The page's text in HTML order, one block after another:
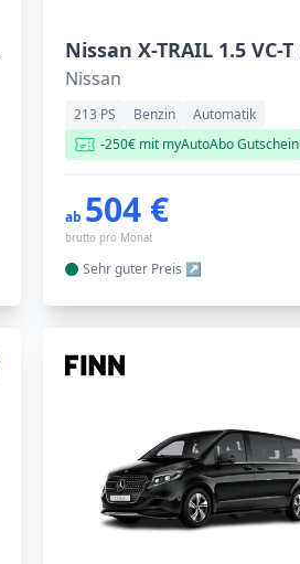
Nissan
213 PS Benzin
Automatik
-250€ mit myAutoAbo Gutschein
ab 504 €
brutto pro Monat
Sehr guter Preis